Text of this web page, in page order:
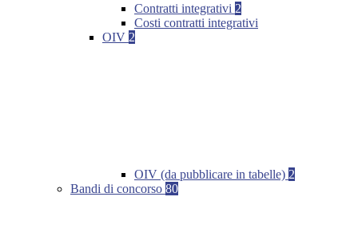
Contratti integrativi 2
Costi contratti integrativi
OIV 2
OIV (da pubblicare in tabelle) 2
Bandi di concorso 80